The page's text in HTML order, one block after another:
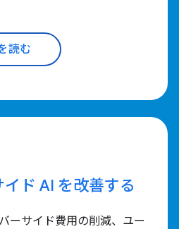
読む
ド AI を改善する
ーサイド費用の削減、ユー